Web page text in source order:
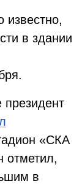
в здании
«СКА
отметил,
в